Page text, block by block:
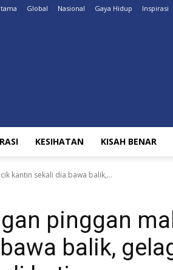
Global Nasional Gaya Hidup Inspirasi
KESIHATAN KISAH BENAR
kantin sekali dia bawa balik,...
pinggan
balik,